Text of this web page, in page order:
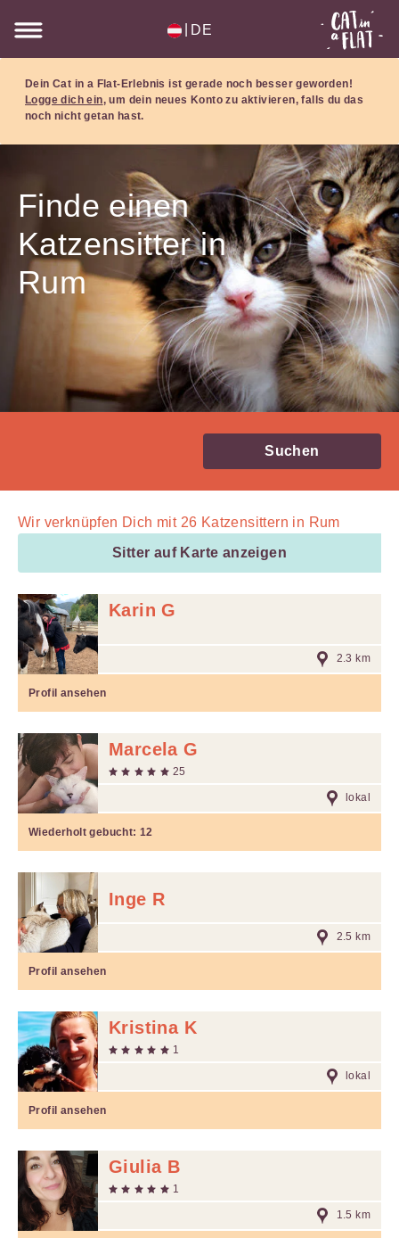
DE
Dein Cat in a Flat-Erlebnis ist gerade noch besser geworden!
Logge dich ein, um dein neues Konto zu aktivieren, falls du das
noch nicht getan hast.
Finde einen
Katzensitter in
Rum
Suchen
Wir verknüpfen Dich mit 26 Katzensittern in Rum
Sitter auf Karte anzeigen
Karin G
2.3 km
Profil ansehen
Marcela G
25
lokal
Wiederholt gebucht:12
Inge R
2.5 km
Profil ansehen
Kristina K
1
lokal
Profil ansehen
Giulia B
1
1.5 km